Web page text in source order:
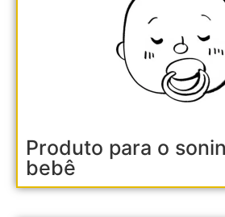
Produto para o
bebê